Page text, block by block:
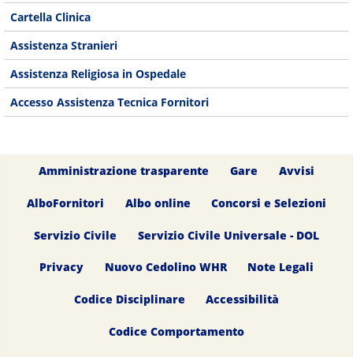
Cartella Clinica
Assistenza Stranieri
Assistenza Religiosa in Ospedale
Accesso Assistenza Tecnica Fornitori
Amministrazione trasparente Gare Avvisi
AlboFornitori Albo online Concorsi e Selezioni
Servizio Civile Servizio Civile Universale - DOL
Privacy Nuovo Cedolino WHR Note Legali
Codice Disciplinare Accessibilità
Codice Comportamento